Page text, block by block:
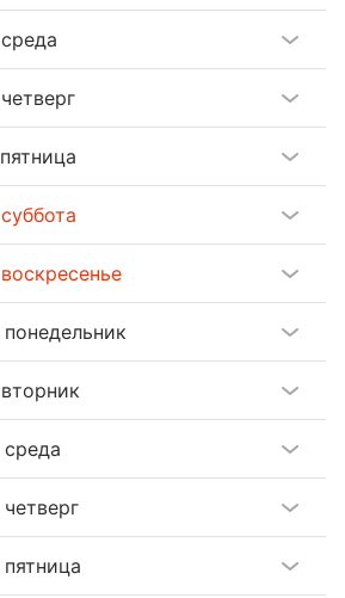
среда
четверг
пятница
суббота
воскресенье
понедельник
вторник
среда
четверг
пятница